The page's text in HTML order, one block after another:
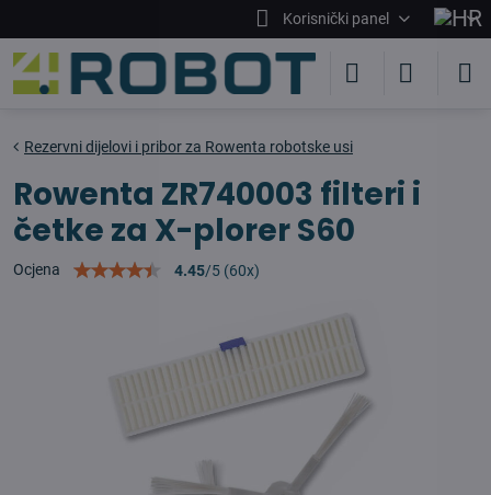
Korisnički panel
Rezervni dijelovi i pribor za Rowenta robotske usi
Rowenta ZR740003 filteri i
četke za X-plorer S60
Ocjena 4.45/5 (60x)